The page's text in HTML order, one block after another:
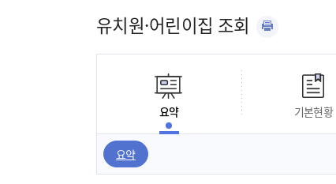
유치원·어린이집 조회
요약 기본현황
요약